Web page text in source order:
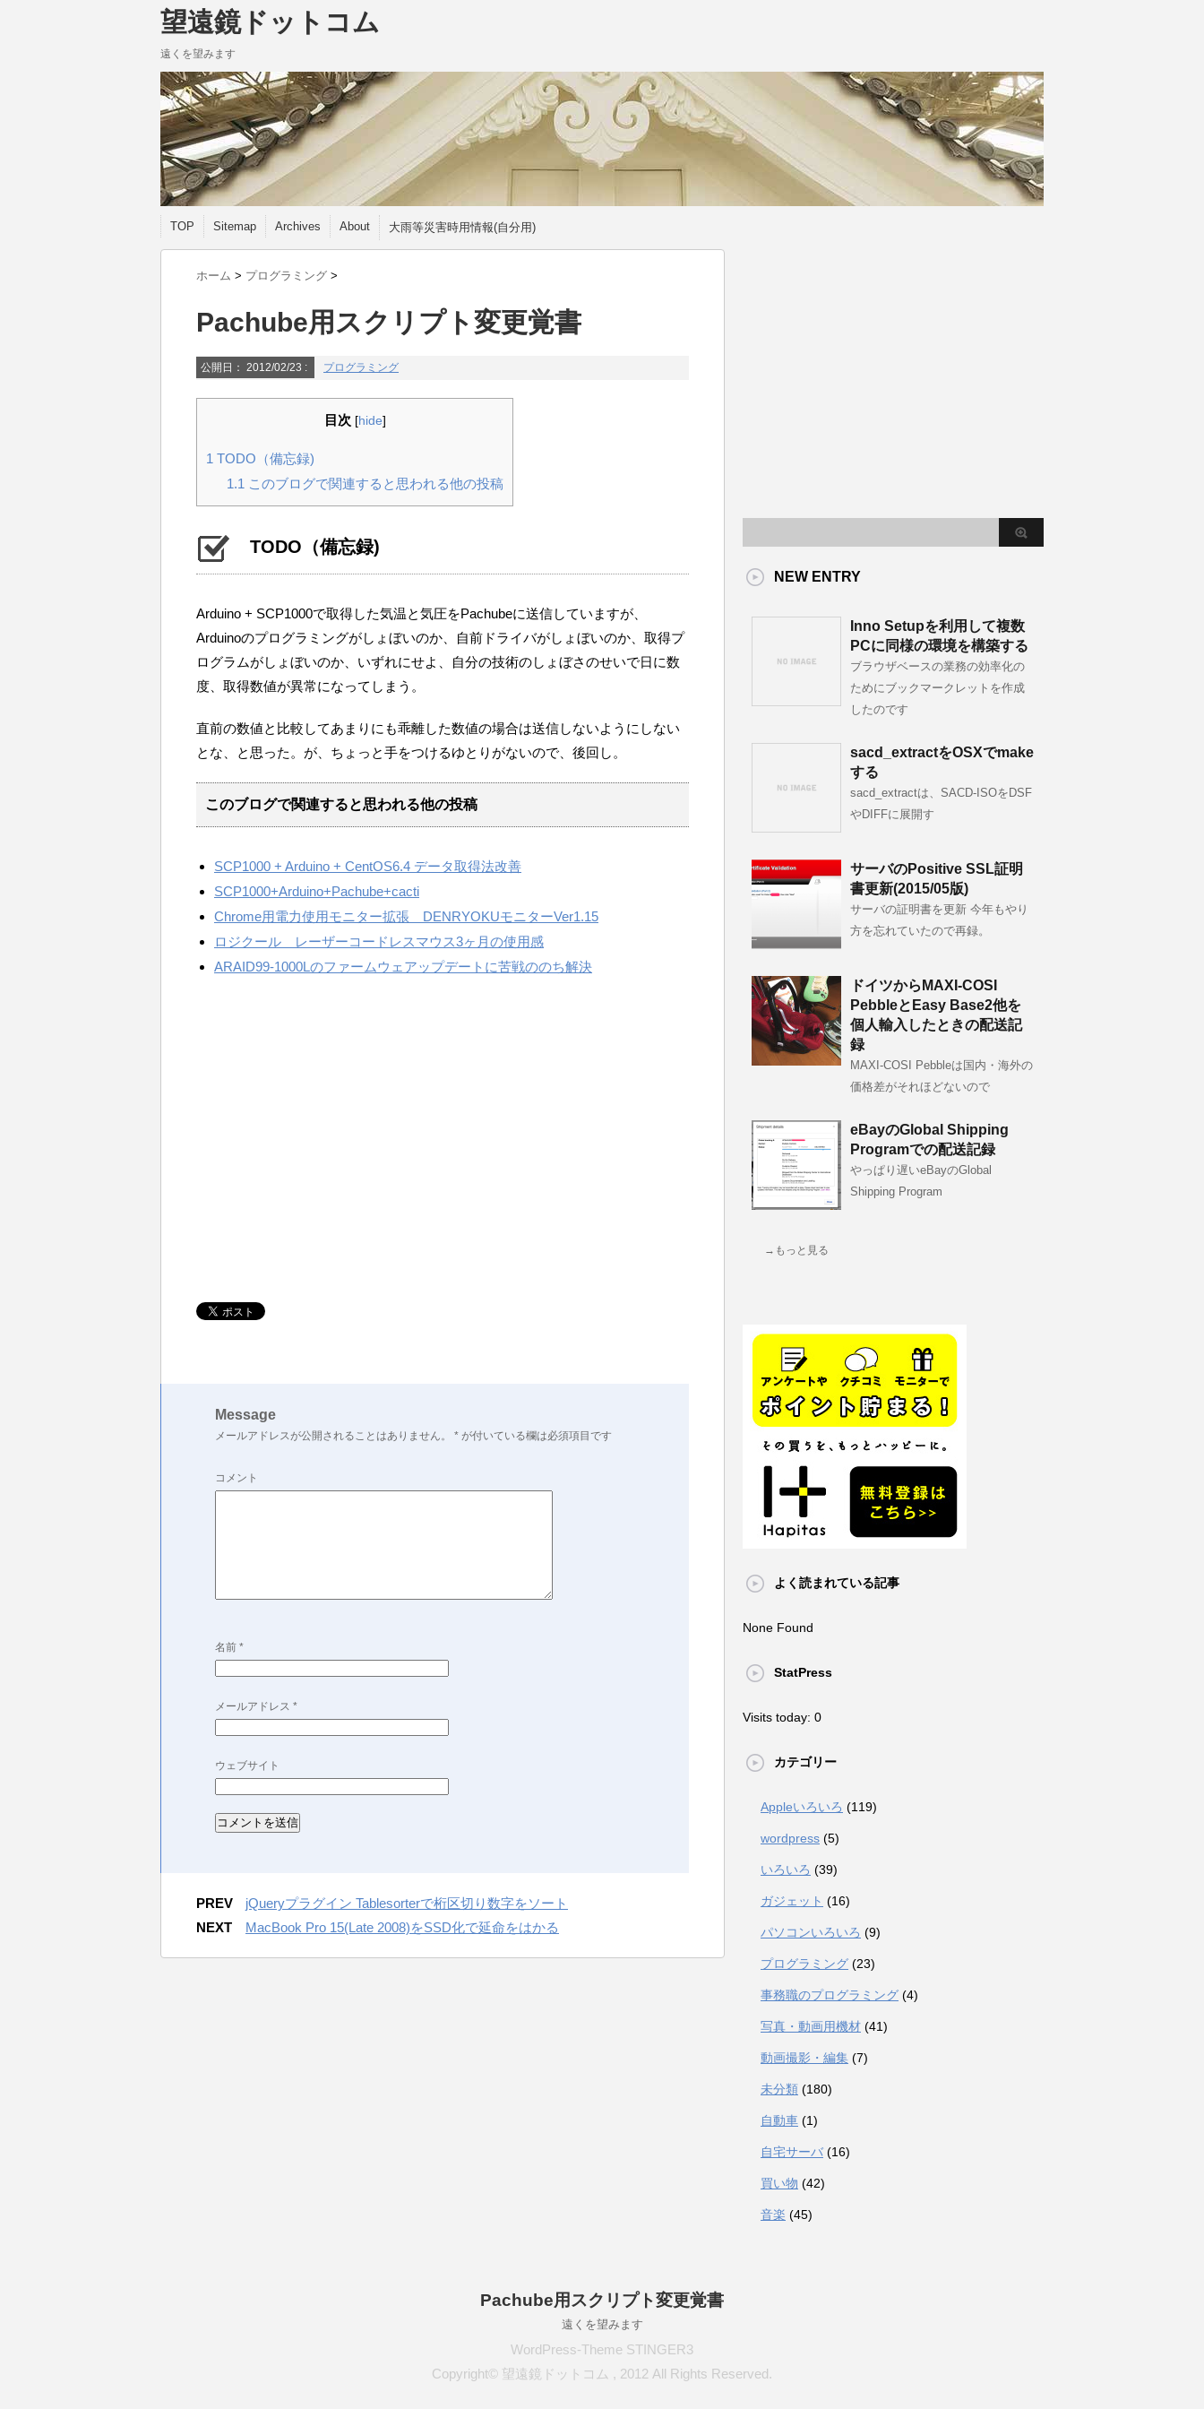
望遠鏡ドットコム
遠くを望みます
TOP Sitemap Archives About 大雨等災害時用情報(自分用)
ホーム > プログラミング >
Pachube用スクリプト変更覚書
公開日： 2012/02/23 : プログラミング
目次 [hide]
1 TODO（備忘録)
1.1 このブログで関連すると思われる他の投稿
TODO（備忘録)
Arduino + SCP1000で取得した気温と気圧をPachubeに送信していますが、
Arduinoのプログラミングがしょぼいのか、自前ドライバがしょぼいのか、取得プ
ログラムがしょぼいのか、いずれにせよ、自分の技術のしょぼさのせいで日に数
度、取得数値が異常になってしまう。
直前の数値と比較してあまりにも乖離した数値の場合は送信しないようにしない
とな、と思った。が、ちょっと手をつけるゆとりがないので、後回し。
このブログで関連すると思われる他の投稿
SCP1000 + Arduino + CentOS6.4 データ取得法改善
SCP1000+Arduino+Pachube+cacti
Chrome用電力使用モニター拡張 DENRYOKUモニターVer1.15
ロジクール レーザーコードレスマウス3ヶ月の使用感
ARAID99-1000Lのファームウェアップデートに苦戦ののち解決
Message
メールアドレスが公開されることはありません。 * が付いている欄は必須項目です
コメント
名前 *
メールアドレス *
ウェブサイト
PREV
jQueryプラグイン Tablesorterで桁区切り数字をソート
NEXT
MacBook Pro 15(Late 2008)をSSD化で延命をはかる
NEW ENTRY
Inno Setupを利用して複数
PCに同様の環境を構築する
ブラウザベースの業務の効率化の
ためにブックマークレットを作成
したのです
sacd_extractをOSXでmake
する
sacd_extractは、SACD-ISOをDSF
やDIFFに展開す
サーバのPositive SSL証明
書更新(2015/05版)
サーバの証明書を更新 今年もやり
方を忘れていたので再録。
ドイツからMAXI-COSI
PebbleとEasy Base2他を
個人輸入したときの配送記
録
MAXI-COSI Pebbleは国内・海外の
価格差がそれほどないので
eBayのGlobal Shipping
Programでの配送記録
やっぱり遅いeBayのGlobal
Shipping Program
→もっと見る
よく読まれている記事
None Found
StatPress
Visits today: 0
カテゴリー
Appleいろいろ (119)
wordpress (5)
いろいろ (39)
ガジェット (16)
パソコンいろいろ (9)
プログラミング (23)
事務職のプログラミング (4)
写真・動画用機材 (41)
動画撮影・編集 (7)
未分類 (180)
自動車 (1)
自宅サーバ(16)
買い物 (42)
音楽 (45)
Pachube用スクリプト変更覚書
遠くを望みます
WordPress-Theme STINGER3
Copyright© 望遠鏡ドットコム , 2012 All Rights Reserved.